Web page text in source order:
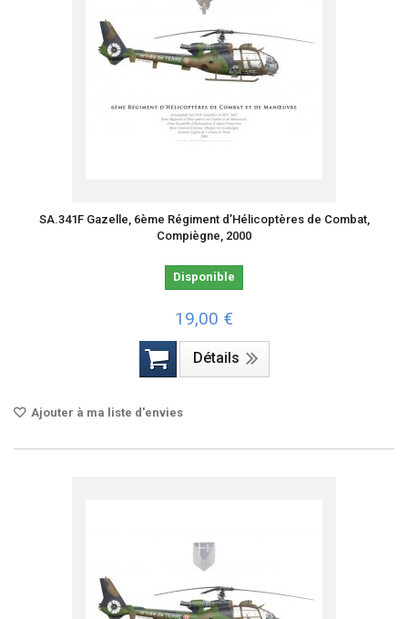
SA.341F Gazelle, 6ème Régiment d’Hélicoptères de Combat,
Compiègne, 2000
Disponible
19,00 €
Détails
Ajouter à ma liste d'envies